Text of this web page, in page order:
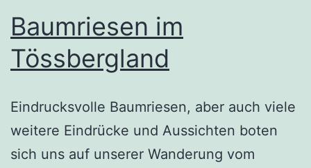
Baumriesen im
Tössbergland
Eindrucksvolle Baumriesen, aber auch viele
weitere Eindrücke und Aussichten boten
sich uns auf unserer Wanderung vom